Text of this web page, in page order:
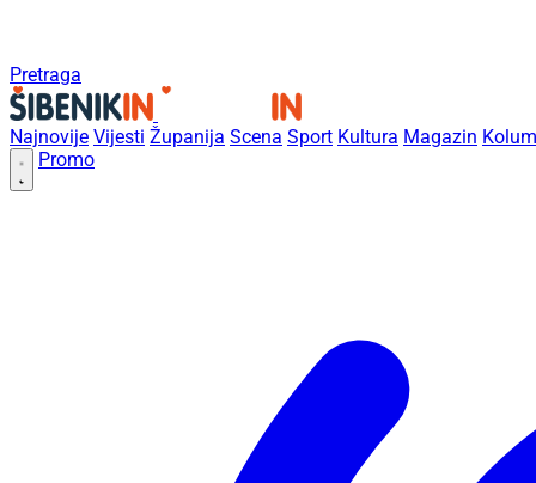
Pretraga
Najnovije Vijesti Županija Scena Sport Kultura Magazin
Promo